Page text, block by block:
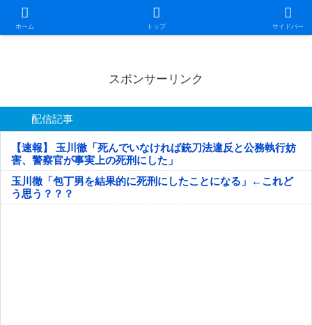
ホーム トップ サイドバー
日本第一！ニュース録
スポンサーリンク
配信記事
【速報】 玉川徹「死んでいなければ銃刀法違反と公務執行妨
害、警察官が事実上の死刑にした」
玉川徹「包丁男を結果的に死刑にしたことになる」←これど
う思う？？？